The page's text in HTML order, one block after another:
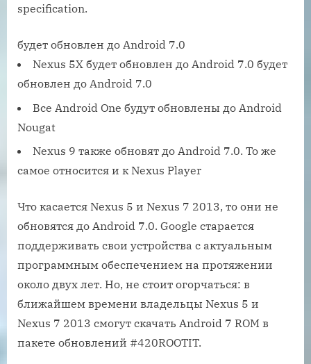
будет обновлен до Android 7.0
Nexus 5X будет обновлен до Android 7.0 будет
обновлен до Android 7.0
Все Android One будут обновлены до Android
Nougat
Nexus 9 также обновят до Android 7.0. То же
самое относится и к Nexus Player
Что касается Nexus 5 и Nexus 7 2013, то они не
обновятся до Android 7.0. Google старается
поддерживать свои устройства с актуальным
программным обеспечением на протяжении
около двух лет. Но, не стоит огорчаться: в
ближайшем времени владельцы Nexus 5 и
Nexus 7 2013 смогут скачать Android 7 ROM в
пакете обновлений #420ROOTIT.